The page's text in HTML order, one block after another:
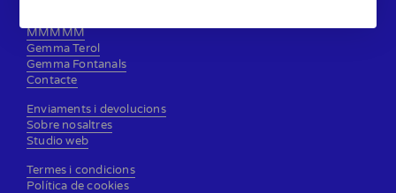
MMMMM
Gemma Terol
Gemma Fontanals
Contacte
Enviaments i devolucions
Sobre nosaltres
Studio web
Termes i condicions
Política de cookies